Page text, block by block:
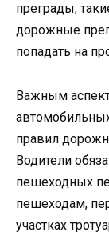
преграды,
дорожные
попадать на
Важным
правил
Водители
пешеходных
пешеходам,
участках